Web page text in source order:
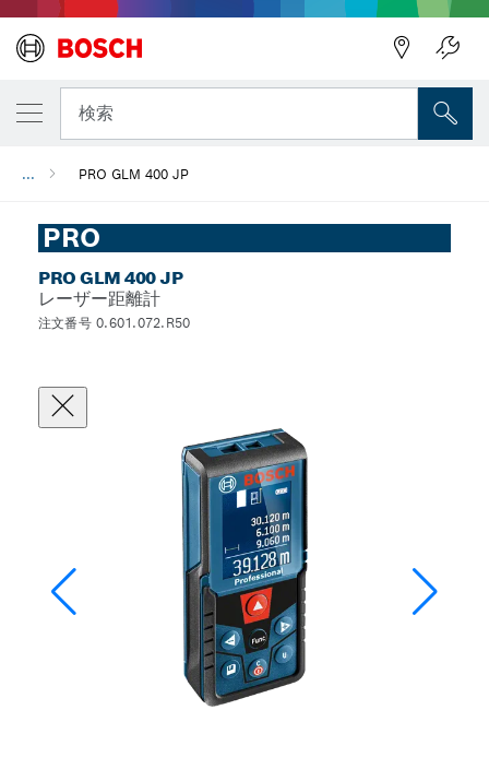
検索
... PRO GLM 400 JP
PRO
PRO GLM 400 JP
レーザー距離計
注文番号 0.601.072.R50